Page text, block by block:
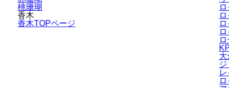
桃珊瑚
香木
香木TOPページ
大